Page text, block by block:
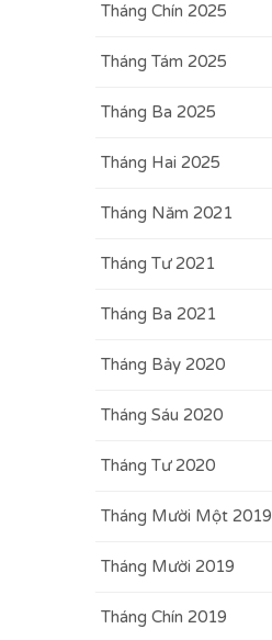
Tháng Chín 2025
Tháng Tám 2025
Tháng Ba 2025
Tháng Hai 2025
Tháng Năm 2021
Tháng Tư 2021
Tháng Ba 2021
Tháng Bảy 2020
Tháng Sáu 2020
Tháng Tư 2020
Tháng Mười Một 2019
Tháng Mười 2019
Tháng Chín 2019